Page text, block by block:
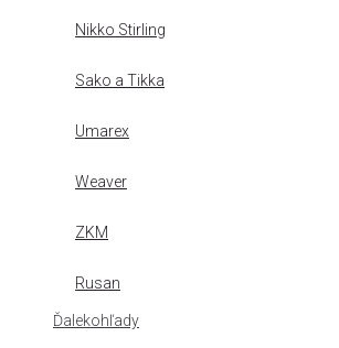
Nikko Stirling
Sako a Tikka
Umarex
Weaver
ZKM
Rusan
Ďalekohľady